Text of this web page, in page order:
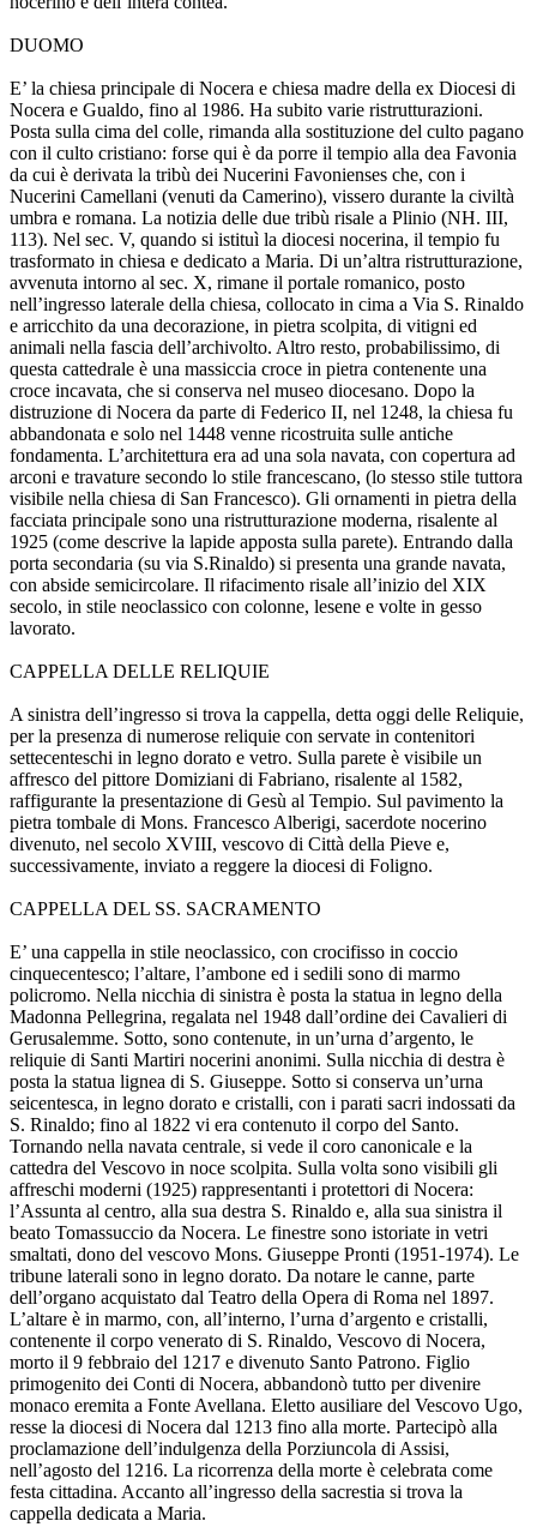
DUOMO
E’ la chiesa principale di Nocera e chiesa madre della ex Diocesi di
Nocera e Gualdo, fino al 1986. Ha subito varie ristrutturazioni.
Posta sulla cima del colle, rimanda alla sostituzione del culto pagano
con il culto cristiano: forse qui è da porre il tempio alla dea Favonia
da cui è derivata la tribù dei Nucerini Favonienses che, con i
Nucerini Camellani (venuti da Camerino), vissero durante la civiltà
umbra e romana. La notizia delle due tribù risale a Plinio (NH. III,
113). Nel sec. V, quando si istituì la diocesi nocerina, il tempio fu
trasformato in chiesa e dedicato a Maria. Di un’altra ristrutturazione,
avvenuta intorno al sec. X, rimane il portale romanico, posto
nell’ingresso laterale della chiesa, collocato in cima a Via S. Rinaldo
e arricchito da una decorazione, in pietra scolpita, di vitigni ed
animali nella fascia dell’archivolto. Altro resto, probabilissimo, di
questa cattedrale è una massiccia croce in pietra contenente una
croce incavata, che si conserva nel museo diocesano. Dopo la
distruzione di Nocera da parte di Federico II, nel 1248, la chiesa fu
abbandonata e solo nel 1448 venne ricostruita sulle antiche
fondamenta. L’architettura era ad una sola navata, con copertura ad
arconi e travature secondo lo stile francescano, (lo stesso stile tuttora
visibile nella chiesa di San Francesco). Gli ornamenti in pietra della
facciata principale sono una ristrutturazione moderna, risalente al
1925 (come descrive la lapide apposta sulla parete). Entrando dalla
porta secondaria (su via S.Rinaldo) si presenta una grande navata,
con abside semicircolare. Il rifacimento risale all’inizio del XIX
secolo, in stile neoclassico con colonne, lesene e volte in gesso
lavorato.
CAPPELLA DELLE RELIQUIE
A sinistra dell’ingresso si trova la cappella, detta oggi delle Reliquie,
per la presenza di numerose reliquie con servate in contenitori
settecenteschi in legno dorato e vetro. Sulla parete è visibile un
affresco del pittore Domiziani di Fabriano, risalente al 1582,
raffigurante la presentazione di Gesù al Tempio. Sul pavimento la
pietra tombale di Mons. Francesco Alberigi, sacerdote nocerino
divenuto, nel secolo XVIII, vescovo di Città della Pieve e,
successivamente, inviato a reggere la diocesi di Foligno.
CAPPELLA DEL SS. SACRAMENTO
E’ una cappella in stile neoclassico, con crocifisso in coccio
cinquecentesco; l’altare, l’ambone ed i sedili sono di marmo
policromo. Nella nicchia di sinistra è posta la statua in legno della
Madonna Pellegrina, regalata nel 1948 dall’ordine dei Cavalieri di
Gerusalemme. Sotto, sono contenute, in un’urna d’argento, le
reliquie di Santi Martiri nocerini anonimi. Sulla nicchia di destra è
posta la statua lignea di S. Giuseppe. Sotto si conserva un’urna
seicentesca, in legno dorato e cristalli, con i parati sacri indossati da
S. Rinaldo; fino al 1822 vi era contenuto il corpo del Santo.
Tornando nella navata centrale, si vede il coro canonicale e la
cattedra del Vescovo in noce scolpita. Sulla volta sono visibili gli
affreschi moderni (1925) rappresentanti i protettori di Nocera:
l’Assunta al centro, alla sua destra S. Rinaldo e, alla sua sinistra il
beato Tomassuccio da Nocera. Le finestre sono istoriate in vetri
smaltati, dono del vescovo Mons. Giuseppe Pronti (1951-1974). Le
tribune laterali sono in legno dorato. Da notare le canne, parte
dell’organo acquistato dal Teatro della Opera di Roma nel 1897.
L’altare è in marmo, con, all’interno, l’urna d’argento e cristalli,
contenente il corpo venerato di S. Rinaldo, Vescovo di Nocera,
morto il 9 febbraio del 1217 e divenuto Santo Patrono. Figlio
primogenito dei Conti di Nocera, abbandonò tutto per divenire
monaco eremita a Fonte Avellana. Eletto ausiliare del Vescovo Ugo,
resse la diocesi di Nocera dal 1213 fino alla morte. Partecipò alla
proclamazione dell’indulgenza della Porziuncola di Assisi,
nell’agosto del 1216. La ricorrenza della morte è celebrata come
festa cittadina. Accanto all’ingresso della sacrestia si trova la
cappella dedicata a Maria.